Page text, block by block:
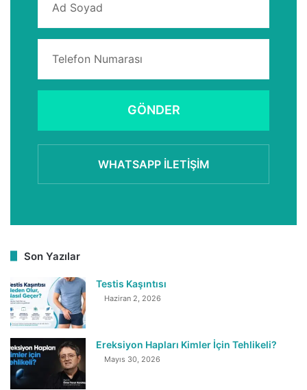
GÖNDER
WHATSAPP İLETIŞIM
Son Yazılar
Testis Kaşıntısı
Haziran 2, 2026
Ereksiyon Hapları Kimler İçin Tehlikeli?
Mayıs 30, 2026